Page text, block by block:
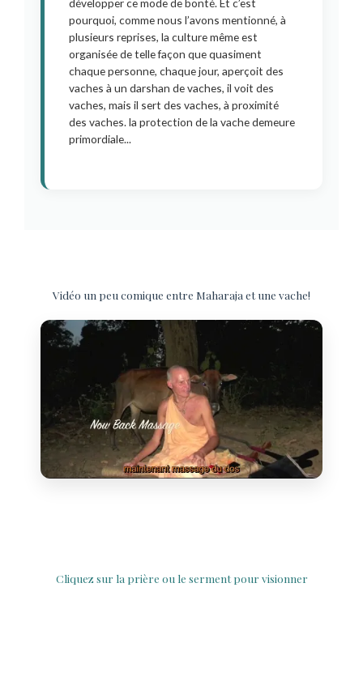
développer ce mode de bonté. Et c’est
pourquoi, comme nous l’avons mentionné, à
plusieurs reprises, la culture même est
organisée de telle façon que quasiment
chaque personne, chaque jour, aperçoit des
vaches à un darshan de vaches, il voit des
vaches, mais il sert des vaches, à proximité
des vaches. la protection de la vache demeure
primordiale...
Vidéo un peu comique entre Maharaja et une vache!
Cliquez sur la prière ou le serment pour visionner